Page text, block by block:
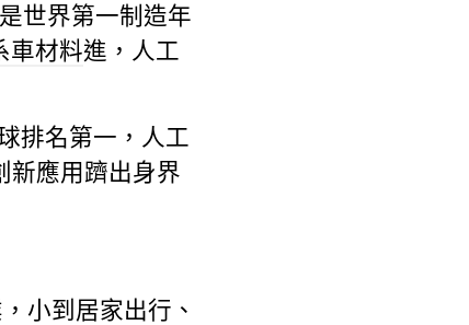
世界第一制造年
車材料進，人工
排名第一，人工
新應用躋出身界
小到居家出行、